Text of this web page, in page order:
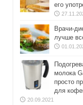
его
Врачи-
лучше
молока
просто
для
20.09.2021